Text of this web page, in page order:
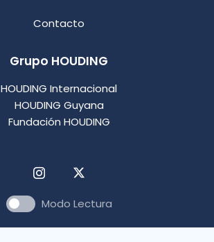
Contacto
Grupo HOUDING
HOUDING Internacional
HOUDING Guyana
Fundación HOUDING
Modo Lectura